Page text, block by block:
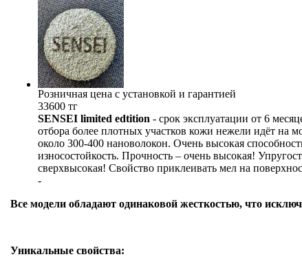
Розничная цена с установкой и гарантией
33600 тг
SENSEI limited edtition - срок эксплуатации от 6
отбора более плотных участков кожи нежели идёт на
около 300-400 нановолокон. Очень высокая
износостойкость. Прочность – очень высокая!
сверхвысокая! Свойство приклеивать мел на
-
Все модели обладают одинаковой жесткостью, что
Уникальные свойства: